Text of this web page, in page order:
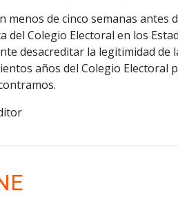
menos de cinco semanas
del Colegio Electoral en los
desacreditar la legitimidad de
años del Colegio Electoral